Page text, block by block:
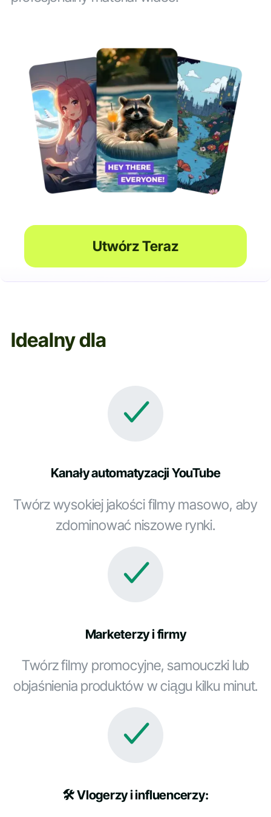
Utwórz Teraz
Idealny dla
Kanały automatyzacji YouTube
Twórz wysokiej jakości filmy masowo, aby
zdominować niszowe rynki.
Marketerzy i firmy
Twórz filmy promocyjne, samouczki lub
objaśnienia produktów w ciągu kilku minut.
🛠️ Vlogerzy i influencerzy: